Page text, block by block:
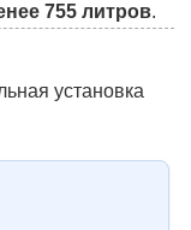
755 литров.
установка